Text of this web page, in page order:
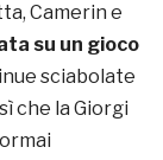
Camerin e
su un gioco
sciabolate
che la Giorgi